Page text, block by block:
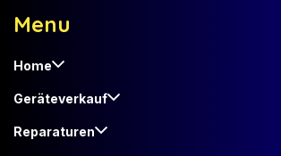
Menu
Home
Geräteverkauf
Reparaturen